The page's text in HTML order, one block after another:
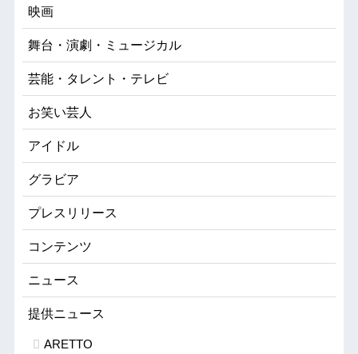
映画
舞台・演劇・ミュージカル
芸能・タレント・テレビ
お笑い芸人
アイドル
グラビア
プレスリリース
コンテンツ
ニュース
提供ニュース
ARETTO